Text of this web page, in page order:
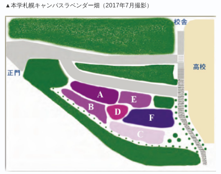
▲本学札幌キャンパスラベンダー畑（2017年7月撮影）